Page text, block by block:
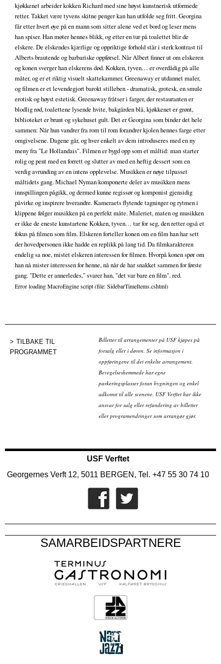
kjøkkenet arbeider kokken Richard med sine høyst kunstnerisk utformede
retter. Takket være tyvens skitne penger kan han utfolde seg fritt. Georgina
får etter hvert øye på en mann som sitter alene ved et bord og leser mens
han spiser. Han møter hennes blikk, og etter en tur på toalettet blir de
elskere. De elskendes kjærlige og oppriktige forhold står i sterk kontrast til
Alberts brautende og barbariske oppførsel. Når Albert finner ut om elskeren
og konen sverger han elskerens død. Kokken, tyven… er overdådig på alle
måter, og er et riktig visuelt skattekammer. Greenaway er utdannet maler,
og filmen er et levendegjort barokt stilleben - dramatisk, grotesk, en smule
erotisk og høyst estetisk. Greenaway fråtser i farger, der restauranten er
blodlig rød, toalettene lysende hvite, bakgården blå, kjøkkenet er grønt,
biblioteket er brunt og sykehuset gult. Det er Georgina som binder det hele
sammen: Når hun vandrer fra rom til rom forandrer kjolen hennes farge etter
omgivelsene. Dagene går, og hver enkelt av dem introduseres med en ny
meny fra "Le Hollandais". Filmen er bygd opp som et måltid: man starter
rolig og pent med en forrett og slutter av med en heftig dessert som en
verdig avrunding av en intens opplevelse. Musikken er nøye tilpasset
måltidets gang. Michael Nyman komponerte deler av musikken mens
innspillingen pågikk, og dermed kunne regissør og komponist gjensidig
påvirke og inspirere hverandre. Kameraets flytende tagninger og rytmen i
klippene følger musikken på en perfekt måte. Maleriet, maten og musikken
er ikke de eneste kunstartene Kokken, tyven… tar for seg, den retter også et
fokus på filmen som film. Elskeren forteller konen om en film han har sett
der hovedpersonen ikke hadde en replikk på lang tid. Da filmkarakteren
endelig sa noe, mistet elskeren interessen for filmen. Hvorpå konen spør om
han nå mister interessen for henne, nå når de har snakket sammen for første
gang. "Dette er annerledes," svarer han, "det var bare en film". red.
Error loading MacroEngine script (file: SidebarTimeItems.cshtml)
TILBAKE TIL
PROGRAMMET
Billetter til arrangementer på USF kjøpes på
forsalg eller i døren. Se informasjon i
oppføringene til det enkelte arrangement.
Bevegelseshemmede har egne
parkeringsplasser foran bygningen og enkel
adkomst til alle scenene. USF Verftet har ikke
ansvar for salg eller refundering av billetter
eller programendringer som arrangør gjør.
USF Verftet
Georgernes Verft 12, 5011 BERGEN, Tel. +47 55 30 74 10
SAMARBEIDSPARTNERE